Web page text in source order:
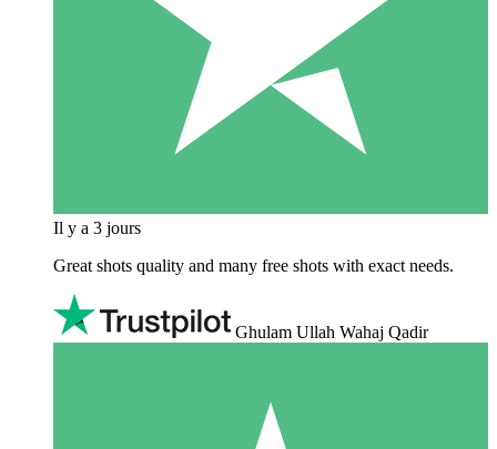
Il y a 3 jours
Great shots quality and many free shots with exact needs.
Ghulam Ullah Wahaj Qadir